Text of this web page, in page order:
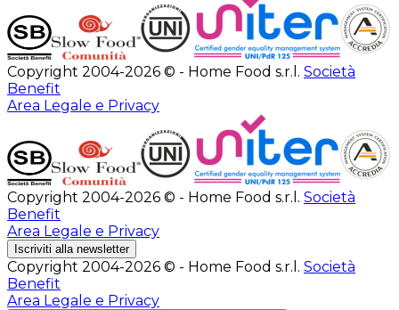
Copyright 2004-2026 © - Home Food s.r.l. Società
Benefit
Area Legale e Privacy
Copyright 2004-2026 © - Home Food s.r.l. Società
Benefit
Area Legale e Privacy
Iscriviti alla newsletter
Copyright 2004-2026 © - Home Food s.r.l. Società
Benefit
Area Legale e Privacy